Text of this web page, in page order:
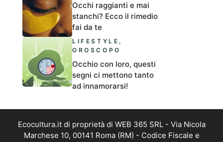
Occhi raggianti e mai
stanchi? Ecco il rimedio
fai da te
LIFESTYLE ,
OROSCOPO
Occhio con loro, questi
segni ci mettono tanto
ad innamorarsi!
Ecocultura.it di proprietà di WEB 365 SRL - Via Nicola
Marchese 10, 00141 Roma (RM) - Codice Fiscale e